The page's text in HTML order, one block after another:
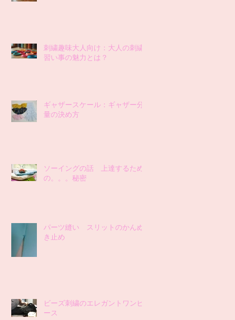
刺繍趣味大人向け：大人の刺繍
習い事の魅力とは？
ギャザースケール：ギャザー分
量の決め方
ソーイングの話 上達するため
の。。。秘密
パーツ縫い スリットのかんぬ
き止め
ビーズ刺繍のエレガントワンピ
ース